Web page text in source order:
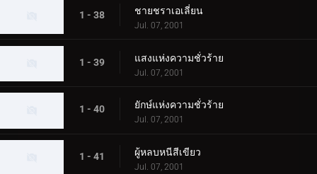
1 - 38 ชายชราเอเลี่ยน
Jul. 07, 2001
1 - 39 แสงแห่งความชั่วร้าย
Jul. 07, 2001
1 - 40 ยักษ์แห่งความชั่วร้าย
Jul. 07, 2001
1 - 41 ผู้หลบหนีสีเขียว
Jul. 07, 2001